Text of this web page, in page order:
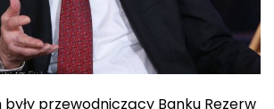
przewodniczący Banku Rezerw